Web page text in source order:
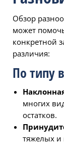
Обзор
может
конкретной
различия:
По типу
многих
остатков.
тяжелых и